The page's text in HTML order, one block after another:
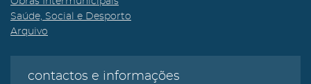
Saúde, Social e Desporto
Arquivo
contactos e informações